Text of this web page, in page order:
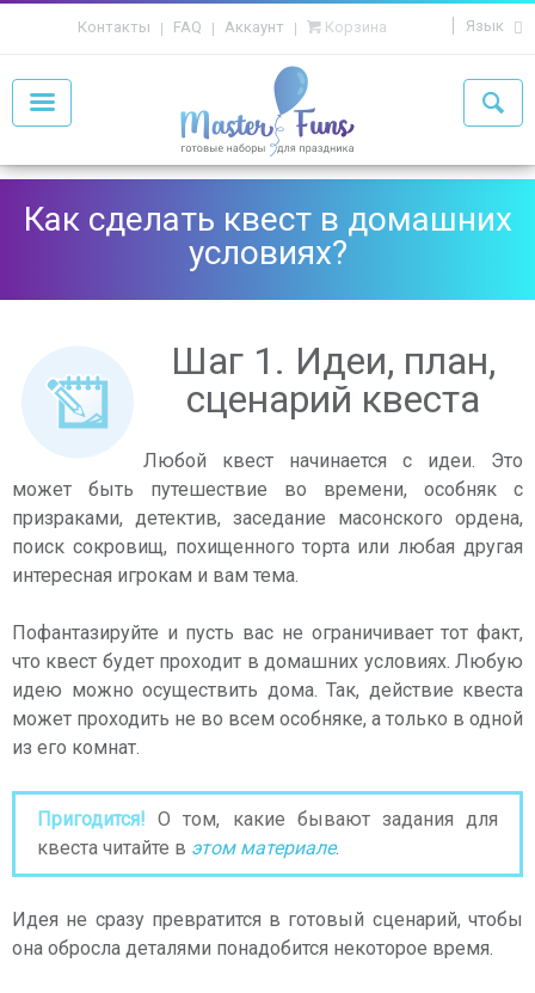
Контакты FAQ Аккаунт Корзина Язык
Как сделать квест в домашних
условиях?
Шаг 1. Идеи, план,
сценарий квеста
Любой квест начинается с идеи. Это
может быть путешествие во времени, особняк с
призраками, детектив, заседание масонского ордена,
поиск сокровищ, похищенного торта или любая другая
интересная игрокам и вам тема.
Пофантазируйте и пусть вас не ограничивает тот факт,
что квест будет проходит в домашних условиях. Любую
идею можно осуществить дома. Так, действие квеста
может проходить не во всем особняке, а только в одной
из его комнат.
Пригодится!О том, какие бывают задания для
квеста читайте в этом материале.
Идея не сразу превратится в готовый сценарий, чтобы
она обросла деталями понадобится некоторое время.